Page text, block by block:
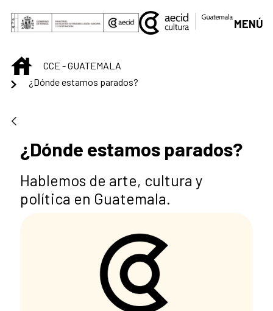
Saltar al contenido principal
MENÚ
INICIOCCE - GUATEMALA
¿Dónde estamos parados?
¿Dónde estamos parados?
Hablemos de arte, cultura y
política en Guatemala.